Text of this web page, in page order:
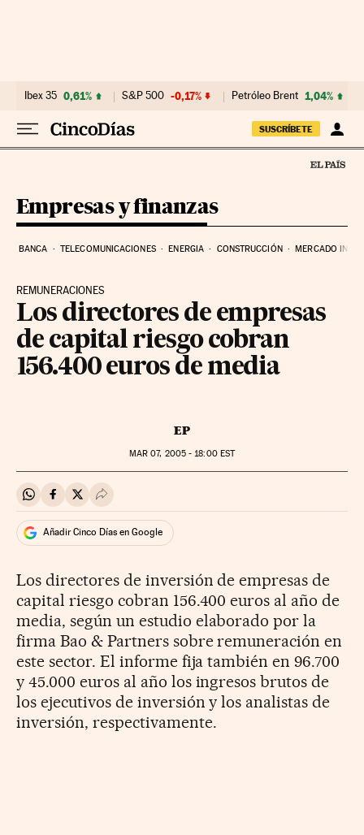
Ibex 35 0,61% S&P 500 -0,17% Petróleo Brent 1,04%
SUSCRÍBETE
Empresas y finanzas
BANCA TELECOMUNICACIONES ENERGIA CONSTRUCCIÓN MERCADO
REMUNERACIONES
Los directores de empresas
de capital riesgo cobran
156.400 euros de media
EP
MAR 07, 2005 - 18:00EST
Compartir en Whatsapp
Compartir en Facebook
Compartir en Twitter
Desplegar Redes Sociales
Añadir Cinco Días en Google
Los directores de inversión de empresas de
capital riesgo cobran 156.400 euros al año de
media, según un estudio elaborado por la
firma Bao & Partners sobre remuneración en
este sector. El informe fija también en 96.700
y 45.000 euros al año los ingresos brutos de
los ejecutivos de inversión y los analistas de
inversión, respectivamente.